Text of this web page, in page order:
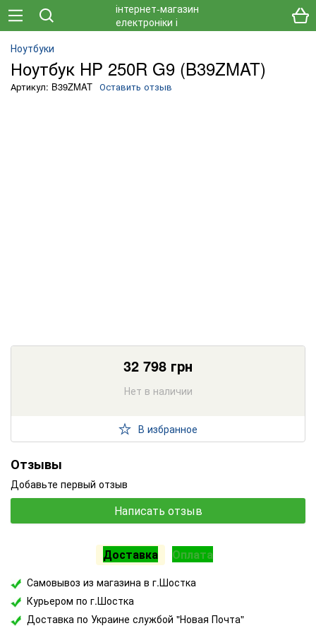
Ноутбуки
Ноутбук HP 250R G9 (B39ZMAT)
Артикул: B39ZMAT Оставить отзыв
32 798 грн
Нет в наличии
В избранное
Отзывы
Добавьте первый отзыв
Написать отзыв
Доставка Оплата
Самовывоз из магазина в г.Шостка
Курьером по г.Шостка
Доставка по Украине службой "Новая Почта"